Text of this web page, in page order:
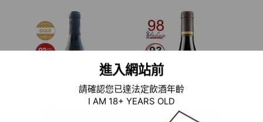
進入網站前
請確認您已達法定飲酒年齡
I AM 18+ YEARS OLD